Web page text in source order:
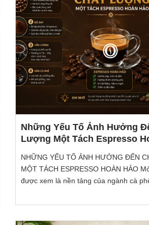
Những Yếu Tố Ảnh Hưởng
Lượng Một Tách Espresso
NHỮNG YẾU TỐ ẢNH HƯỞNG ĐẾN
MỘT TÁCH ESPRESSO HOÀN HẢO
được xem là nền tảng của ngành cà